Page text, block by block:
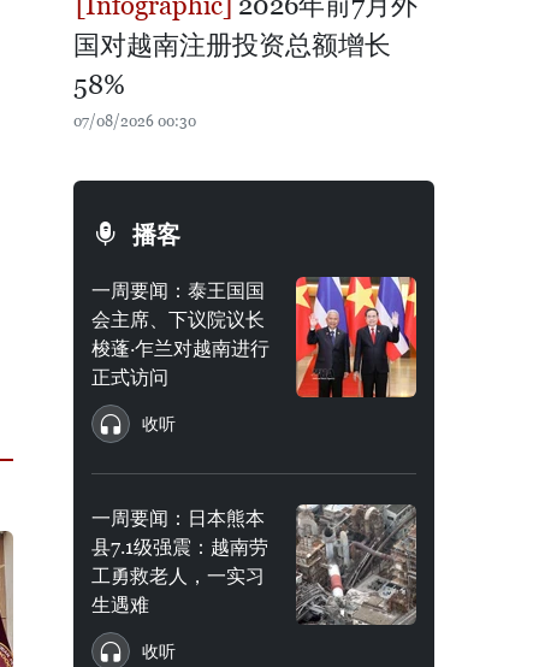
国对越南注册投资总额增长
58%
07/08/2026 00:30
播客
一周要闻：泰王国国
会主席、下议院议长
梭蓬·乍兰对越南进行
正式访问
收听
一周要闻：日本熊本
县7.1级强震：越南劳
工勇救老人，一实习
生遇难
收听